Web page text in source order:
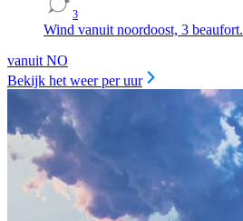
3
Wind vanuit noordoost, 3 beaufort.
vanuit NO
Bekijk het weer per uur